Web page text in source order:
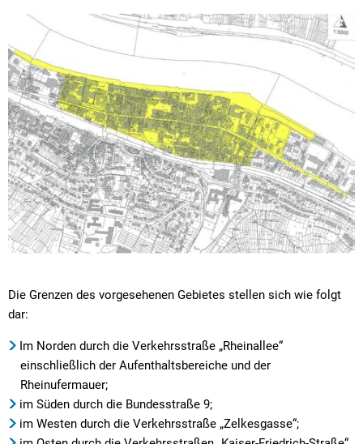
Die Grenzen des vorgesehenen Gebietes stellen sich wie folgt
dar:
Im Norden durch die Verkehrsstraße „Rheinallee“
einschließlich der Aufenthaltsbereiche und der
Rheinufermauer;
im Süden durch die Bundesstraße 9;
im Westen durch die Verkehrsstraße „Zelkesgasse“;